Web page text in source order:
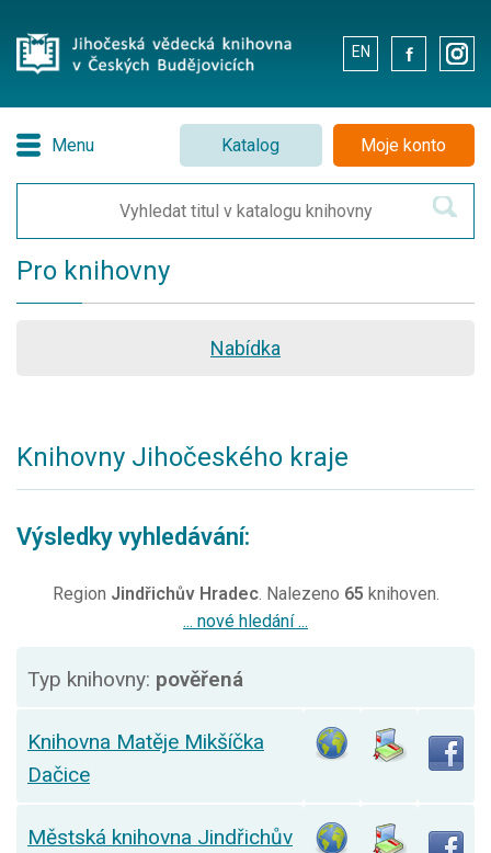
EN . .
Menu Katalog Moje konto
Pro knihovny
Nabídka
Knihovny Jihočeského kraje
Výsledky vyhledávání:
Region Jindřichův Hradec. Nalezeno 65 knihoven.
... nové hledání ...
Typ knihovny: pověřená
Knihovna Matěje Mikšíčka
Dačice
Městská knihovna Jindřichův